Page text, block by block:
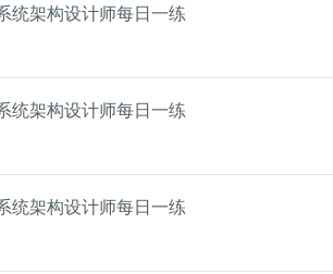
统架构设计师每日一练
统架构设计师每日一练
统架构设计师每日一练